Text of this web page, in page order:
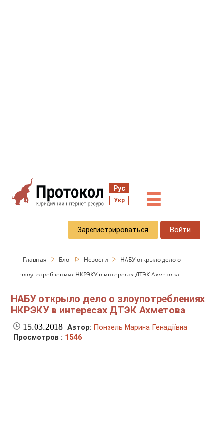
Рус
Укр ☰
Зарегистрироваться Войти
Главная Блог Новости
НАБУ открыло дело о
злоупотреблениях НКРЭКУ в интересах ДТЭК Ахметова
НАБУ открыло дело о злоупотреблениях
НКРЭКУ в интересах ДТЭК Ахметова
15.03.2018 Автор: Понзель Марина Генадіївна
Просмотров : 1546